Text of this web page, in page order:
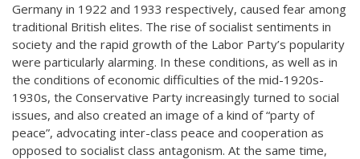
Germany in 1922 and 1933 respectively, caused fear among
traditional British elites. The rise of socialist sentiments in
society and the rapid growth of the Labor Party’s popularity
were particularly alarming. In these conditions, as well as in
the conditions of economic difficulties of the mid-1920s-
1930s, the Conservative Party increasingly turned to social
issues, and also created an image of a kind of “party of
peace”, advocating inter-class peace and cooperation as
opposed to socialist class antagonism. At the same time,